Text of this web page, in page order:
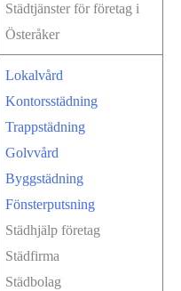
Städtjänster för företag i
Österåker
Lokalvård
Kontorsstädning
Trappstädning
Golvvård
Byggstädning
Fönsterputsning
Städhjälp företag
Städfirma
Städbolag